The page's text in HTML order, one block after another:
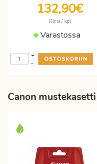
132,90€
Hinta / kpl
Varastossa
-
+
Canon